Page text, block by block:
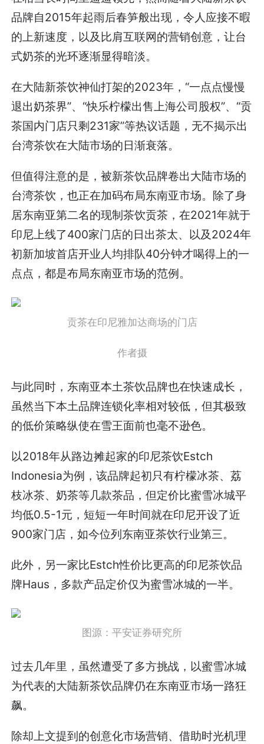
品牌自2015年起雨后春笋般出现，令人应接不暇
的上新速度，以及比肩互联网的营销创意，让台
式奶茶的光环逐渐显得暗淡。
在大陆新茶饮神仙打架的2023年，“一点点慢慢
退出奶茶界”、“快乐柠檬出售上海公司股权”、“贡
茶国内门店只剩231家”等热议话题，无不揭示出
台湾茶饮在大陆市场的日渐衰落。
但值得注意的是，被新茶饮品牌卷出大陆市场的
台湾茶饮，也正在加码布局东南亚市场。除了身
居东南亚第二名的现制茶饮贡茶，在2021年就于
印尼上线了400家门店的日出茶太、以及2024年
初新加坡首店开业人均排队40分钟才喝得上的一
点点，都是布局东南亚市场的范例。
贡茶在印尼雅加达商场的门店
作者摄
与此同时，东南亚本土茶饮品牌也在快速成长，
虽然当下本土品牌连锁化率相对较低，但其极致
的低价策略纵使在雪王面前也毫不逊色。
以2018年从路边摊起家的印尼茶饮Estch
Indonesia为例，该品牌起初只有柠檬冰茶、荔
枝冰茶、奶茶等几款茶品，但定价比蜜雪冰城平
均低0.5-1元，短短一年时间就在印尼开设了近
900家门店，如今位列东南亚茶饮行业第三。
此外，另一家比Estch性价比更高的印尼茶饮品
牌Haus，多款产品定价仅为蜜雪冰城的一半。
图源：平安证券研究所
过去几年里，虽然遭受了多方挑战，以蜜雪冰城
为代表的大陆新茶饮品牌仍在东南亚市场一路狂
飙。
除却上文提到的创意化市场营销、借助时光机理